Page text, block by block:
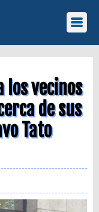
los vecinos
de sus
Tato